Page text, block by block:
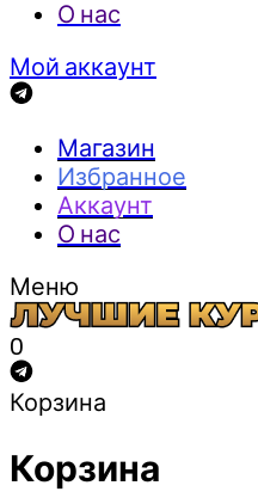
О нас
Мой аккаунт
Магазин
Избранное
Аккаунт
О нас
Меню
0
Корзина
Корзина